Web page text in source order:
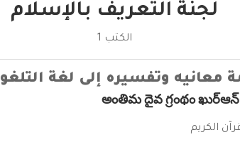
لجنة التعريف بالإسلام
الكتب 1
معانيه وتفسيره إلى لغة التلغو
అంతిమ దైవ గ్రంథం
الكريم